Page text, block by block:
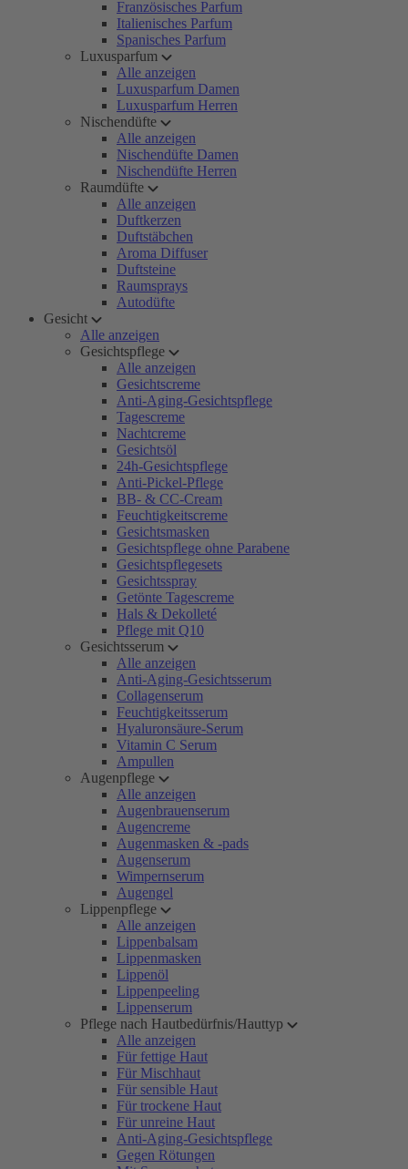
Französisches Parfum
Italienisches Parfum
Spanisches Parfum
Luxusparfum
Alle anzeigen
Luxusparfum Damen
Luxusparfum Herren
Nischendüfte
Alle anzeigen
Nischendüfte Damen
Nischendüfte Herren
Raumdüfte
Alle anzeigen
Duftkerzen
Duftstäbchen
Aroma Diffuser
Duftsteine
Raumsprays
Autodüfte
Gesicht
Alle anzeigen
Gesichtspflege
Alle anzeigen
Gesichtscreme
Anti-Aging-Gesichtspflege
Tagescreme
Nachtcreme
Gesichtsöl
24h-Gesichtspflege
Anti-Pickel-Pflege
BB- & CC-Cream
Feuchtigkeitscreme
Gesichtsmasken
Gesichtspflege ohne Parabene
Gesichtspflegesets
Gesichtsspray
Getönte Tagescreme
Hals & Dekolleté
Pflege mit Q10
Gesichtsserum
Alle anzeigen
Anti-Aging-Gesichtsserum
Collagenserum
Feuchtigkeitsserum
Hyaluronsäure-Serum
Vitamin C Serum
Ampullen
Augenpflege
Alle anzeigen
Augenbrauenserum
Augencreme
Augenmasken & -pads
Augenserum
Wimpernserum
Augengel
Lippenpflege
Alle anzeigen
Lippenbalsam
Lippenmasken
Lippenöl
Lippenpeeling
Lippenserum
Pflege nach Hautbedürfnis/Hauttyp
Alle anzeigen
Für fettige Haut
Für Mischhaut
Für sensible Haut
Für trockene Haut
Für unreine Haut
Anti-Aging-Gesichtspflege
Gegen Rötungen